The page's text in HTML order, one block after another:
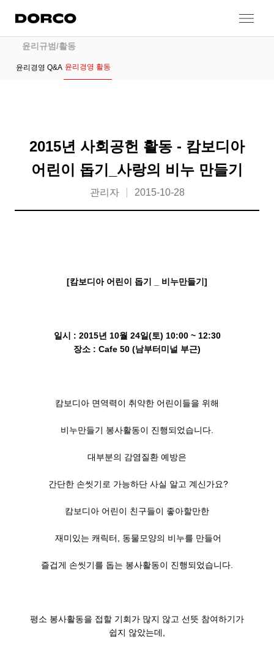
콘텐츠로 건너뛰기
도루코
윤리경영
윤리규범/활동
윤리경영 Q&A 윤리경영 활동
2015년 사회공헌 활동 - 캄보디아
어린이 돕기_사랑의 비누 만들기
관리자 2015-10-28
[캄보디아 어린이 돕기 _ 비누만들기]
일시 : 2015년 10월 24일(토) 10:00 ~ 12:30
장소 : Cafe 50 (남부터미널 부근)
캄보디아 면역력이 취약한 어린이들을 위해
비누만들기 봉사활동이 진행되었습니다.
대부분의 감염질환 예방은
간단한 손씻기로 가능하단 사실 알고 계신가요?
캄보디아 어린이 친구들이 좋아할만한
재미있는 캐릭터, 동물모양의 비누를 만들어
즐겁게 손씻기를 돕는 봉사활동이 진행되었습니다.
평소 봉사활동을 접할 기회가 많지 않고 선뜻 참여하기가
쉽지 않았는데,